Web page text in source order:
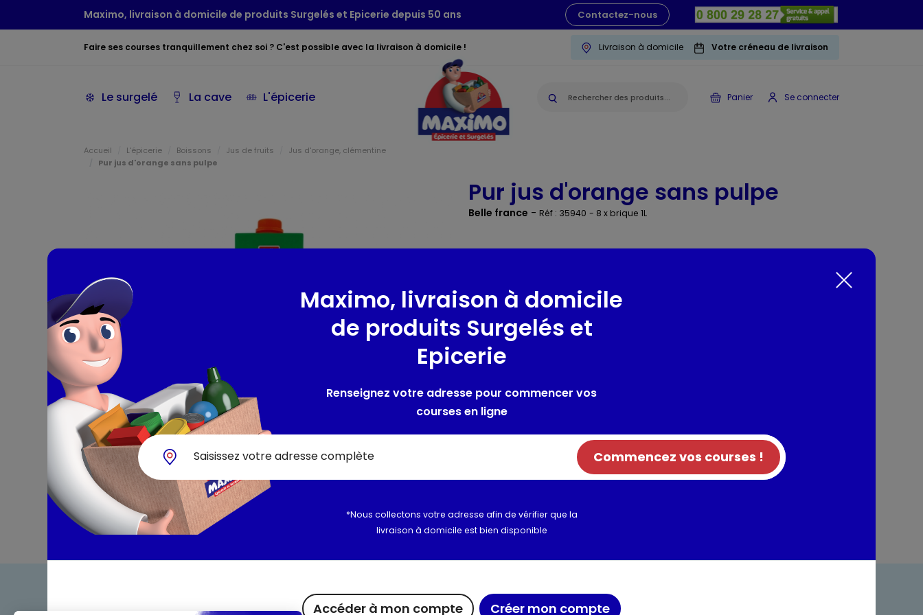
Maximo, livraison à domicile de produits Surgelés et Epicerie depuis 50 ans Contactez-nous
Faire ses courses tranquillement chez soi ? C'est possible avec la livraison à domicile ! Livraison à domicile Votre créneau de livraison
Le surgelé La cave L'épicerie Panier Se connecter
Accueil L'épicerie Boissons Jus de fruits
Jus d'orange, clémentine
Pur jus d'orange sans pulpe
Pur jus d'orange sans pulpe
Belle france - Réf : 35940 - 8 x brique 1L
Lieu de provenance :France
Utilisation et conservation
Composition / Ingrédients / Allergènes
Jus d'orange
Valeurs nutritionnelles
Informations complémentaires
Bienvenue chez Maximo Maxicado Nous rejoindre
Maximo, livraison à domicile
de produits Surgelés et
Epicerie
Renseignez votre adresse pour commencer vos
courses en ligne
Commencez vos courses !
*Nous collectons votre adresse afin de vérifier que la
livraison à domicile est bien disponible
Accéder à mon compte Créer mon compte